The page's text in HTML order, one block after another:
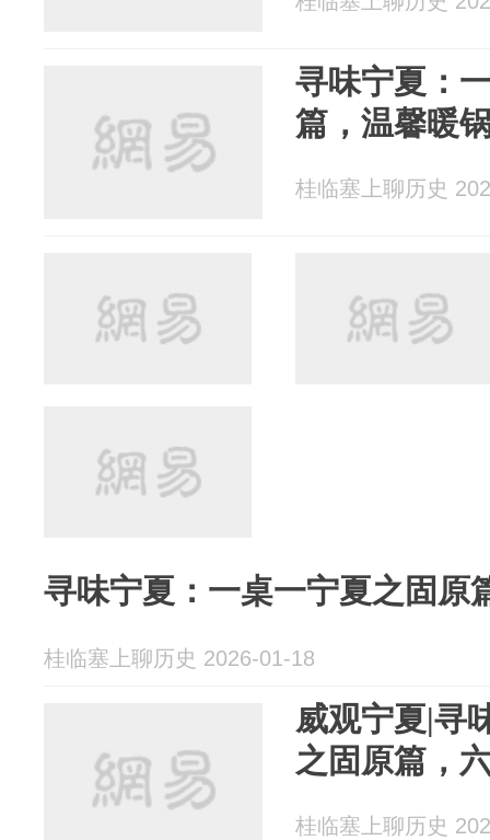
寻味宁夏：
篇，温馨暖
桂临塞上聊历史
寻味宁夏：一桌一宁夏之固原
桂临塞上聊历史 2026-01-18
威观宁夏|寻
之固原篇，
桂临塞上聊历史